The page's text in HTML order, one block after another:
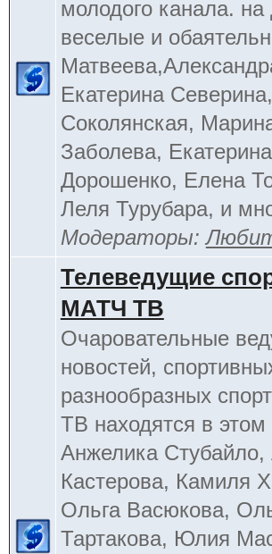
молодого канала.
веселые и
Екатерина
Соколянская,
Заболева,
Дорошенко, Елена
Леля Турубара, и
Модераторы:
Телеведущие
МАТЧ ТВ
Очаровательные
новостей,
разнообразных
ТВ находятся в
Анжелика
Кастерова, Камиля
Ольга Васюкова,
Тартакова, Юлия